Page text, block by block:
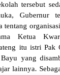
tersebut
Gubernur
tentang
Ketua
itu istri Pak
yang
lainnya.